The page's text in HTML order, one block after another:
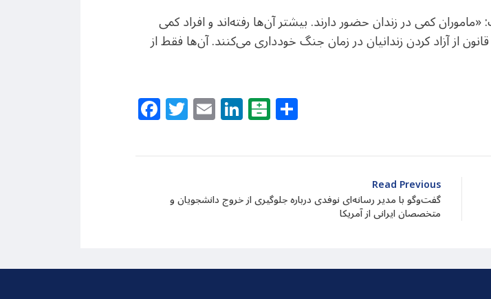
کمی در زندان حضور دارند. بیشتر آن‌ها رفته‌اند و افراد کمی
از آزاد کردن زندانیان در زمان جنگ خودداری می‌کنند. آن‌ها فقط از
Facebook
Twitter
EmailLinkedIn
Balatarin
Read Previous
گفت‌وگو با مدیر رسانه‌ای نوفدی درباره جلوگیری از خروج دانشجویان و
متخصصان ایرانی از آمریکا